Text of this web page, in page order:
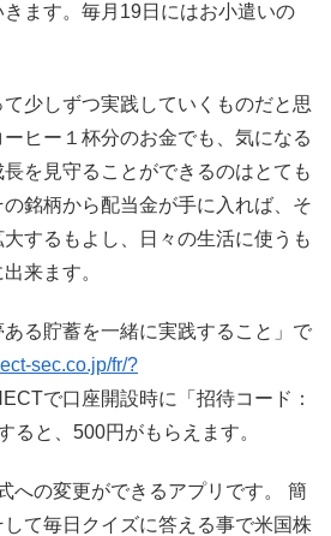
ます。毎月19日にはお小遣いの
少しずつ実践していくものだと思
ヒー１杯分のお金でも、気になる
を見守ることができるのはとても
銘柄から配当金が手に入れば、そ
するもよし、日々の生活に使うも
来ます。
る貯蓄を一緒に実践すること」で
sec.co.jp/fr/?
で口座開設時に「招待コード：
ると、500円がもらえます。
への変更ができるアプリです。 簡
て毎日クイズに答える事で米国株